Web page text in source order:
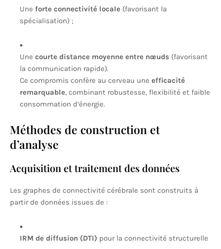
Une forte connectivité locale (favorisant la
spécialisation) ;
Une courte distance moyenne entre nœuds (favorisant
la communication rapide).
Ce compromis confère au cerveau une efficacité
remarquable, combinant robustesse, flexibilité et faible
consommation d’énergie.
Méthodes de construction et
d’analyse
Acquisition et traitement des données
Les graphes de connectivité cérébrale sont construits à
partir de données issues de :
IRM de diffusion (DTI) pour la connectivité structurelle